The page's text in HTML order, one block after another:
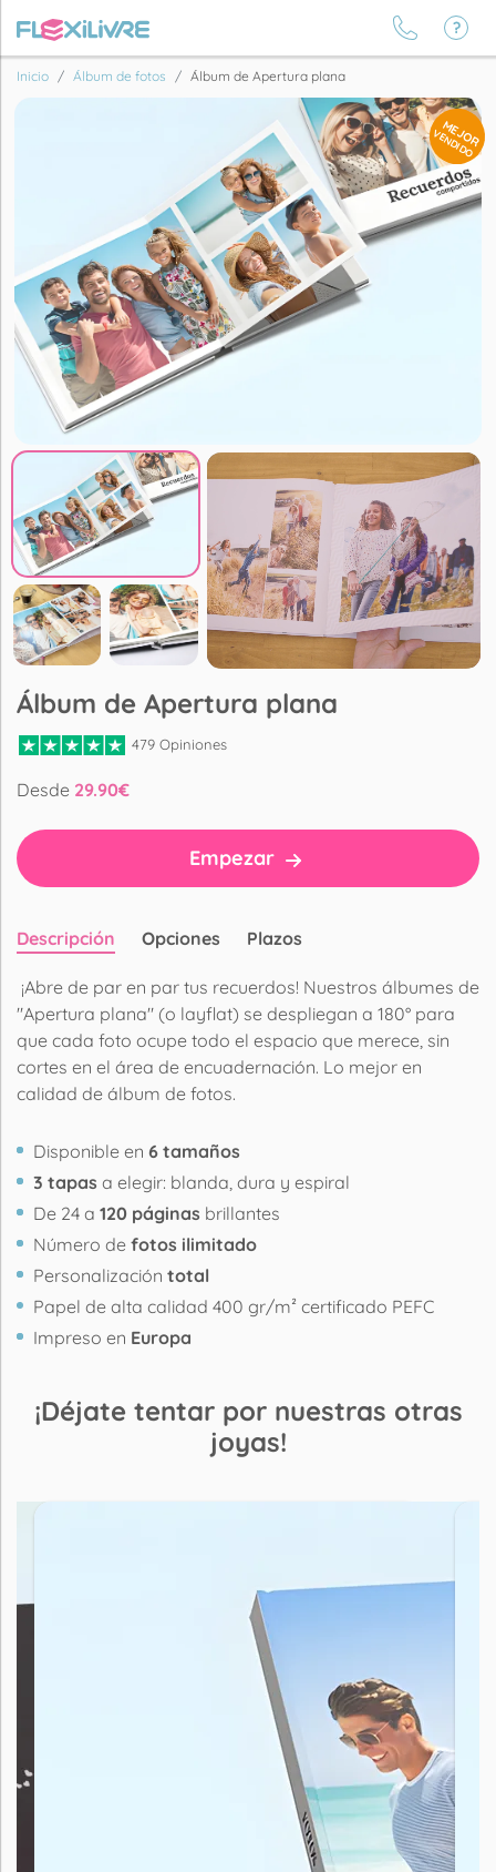
Inicio Álbum de fotos Álbum de Apertura plana
MEJOR
VENDIDO
Álbum de Apertura plana
479 Opiniones
Desde 29.90€
Empezar
Descripción Opciones Plazos
¡Abre de par en par tus recuerdos! Nuestros álbumes de
"Apertura plana" (o layflat) se despliegan a 180° para
que cada foto ocupe todo el espacio que merece, sin
cortes en el área de encuadernación. Lo mejor en
calidad de álbum de fotos.
Disponible en 6 tamaños
3 tapas a elegir: blanda, dura y espiral
De 24 a 120 páginas brillantes
Número de fotos ilimitado
Personalización total
Papel de alta calidad 400 gr/m² certificado PEFC
Impreso en Europa
¡Déjate tentar por nuestras otras
joyas!